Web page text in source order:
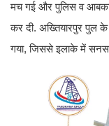
मच गई और पुलिस व
कर दी. अख्तियारपुर पुल के
गया, जिससे इलाके में